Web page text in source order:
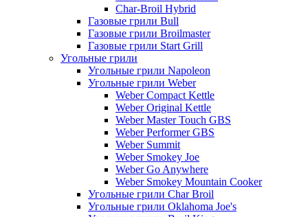
Char-Broil Hybrid
Газовые грили Bull
Газовые грили Broilmaster
Газовые грили Start Grill
Угольные грили
Угольные грили Napoleon
Угольные грили Weber
Weber Compact Kettle
Weber Original Kettle
Weber Master Touch GBS
Weber Performer GBS
Weber Summit
Weber Smokey Joe
Weber Go Anywhere
Weber Smokey Mountain Cooker
Угольные грили Char Broil
Угольные грили Oklahoma Joe's